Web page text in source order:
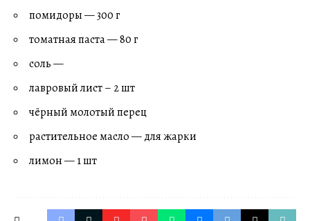
помидоры — 300 г
томатная паста — 80 г
соль —
лавровый лист – 2 шт
чёрный молотый перец
растительное масло — для жарки
лимон — 1 шт